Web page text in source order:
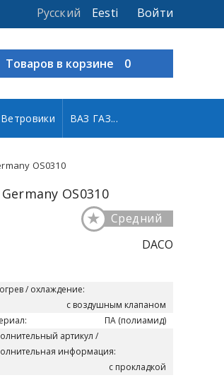
Войти
Eesti
Русский
Товаров в корзине 0
Ветровики ВАЗ ГАЗ...
OS0310
OS0310
Средний
★
DACO
/ охлаждение:
с воздушным клапаном
ПА (полиамид)
артикул /
информация:
с прокладкой